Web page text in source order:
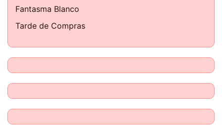
Fantasma Blanco
Tarde de Compras